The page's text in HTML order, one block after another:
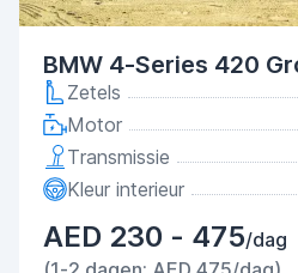
BMW 4-Series 420
Zetels
Motor
Transmissie
Kleur interieur
AED 230 - 475/dag